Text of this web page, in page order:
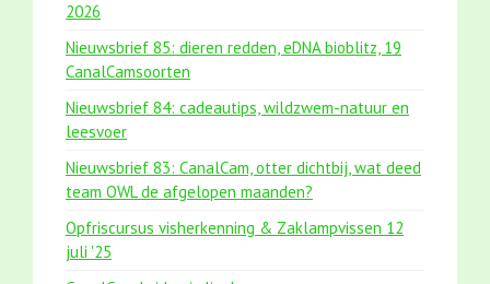
2026
Nieuwsbrief 85: dieren redden, eDNA bioblitz, 19
CanalCamsoorten
Nieuwsbrief 84: cadeautips, wildzwem-natuur en
leesvoer
Nieuwsbrief 83: CanalCam, otter dichtbij, wat deed
team OWL de afgelopen maanden?
Opfriscursus visherkenning & Zaklampvissen 12
juli '25